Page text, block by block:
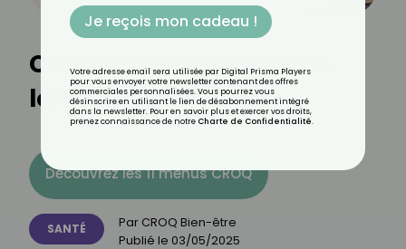
Comment soulager une
lombalgie ?
Découvrez les 11 menus CROQ
SANTÉ Par CROQ Bien-être
Publié le 03/05/2025
Je reçois mon cadeau !
Votre adresse email sera utilisée par Digital Prisma Players
pour vous envoyer votre newsletter contenant des offres
commerciales personnalisées. Vous pourrez vous
désinscrire en utilisant le lien de désabonnement intégré
dans la newsletter. Pour en savoir plus et exercer vos droits,
prenez connaissance de notre Charte de Confidentialité.